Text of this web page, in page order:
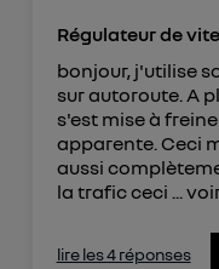
Régulateur de
bonjour, j'utilise
sur autoroute. A
s'est mise à
apparente. Ceci
aussi
la trafic ceci ...
lire les 4 réponses